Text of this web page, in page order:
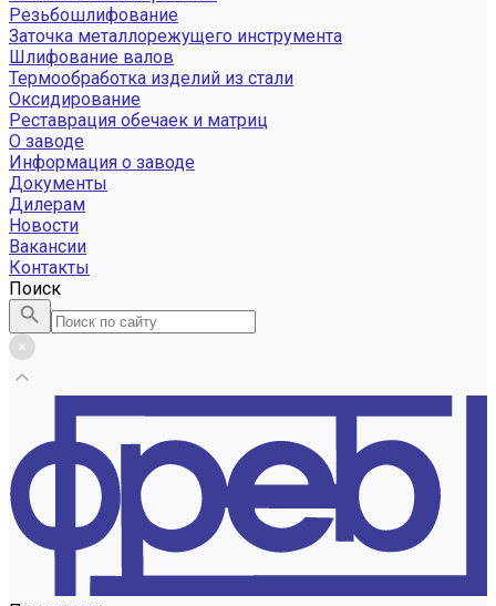
Резьбошлифование
Заточка металлорежущего инструмента
Шлифование валов
Термообработка изделий из стали
Оксидирование
Реставрация обечаек и матриц
О заводе
Информация о заводе
Документы
Дилерам
Новости
Вакансии
Контакты
Поиск